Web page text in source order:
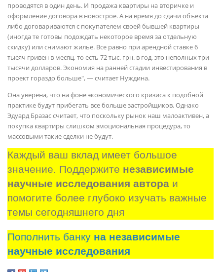
проводятся в один день. И продажа квартиры на вторичке и
оформление договора в новострое. А на время до сдачи объекта
либо договариваются с покупателем своей бывшей квартиры
(иногда те готовы подождать некоторое время за отдельную
скидку) или снимают жилье. Все равно при арендной ставке 6
тысяч гривен в месяц, то есть 72 тыс. грн. в год, это неполных три
тысячи долларов. Экономия на ранней стадии инвестирования в
проект гораздо больше", — считает Нуждина.
Она уверена, что на фоне экономического кризиса к подобной
практике будут прибегать все больше застройщиков. Однако
Эдуард Бразас считает, что поскольку рынок наш малоактивен, а
покупка квартиры слишком эмоциональная процедура, то
массовыми такие сделки не будут.
Каждый ваш вклад имеет большое
значение. Поддержите независимые
научные исследования автора и
помогите более глубоко изучать важные
темы сегодняшнего дня
Пополнить банку на независимые
научные исследования